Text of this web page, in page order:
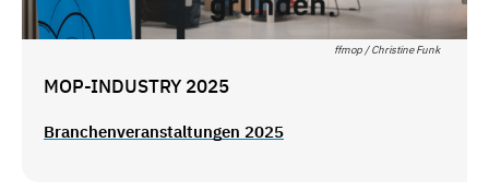
ffmop / Christine Funk
MOP-INDUSTRY 2025
Branchenveranstaltungen 2025